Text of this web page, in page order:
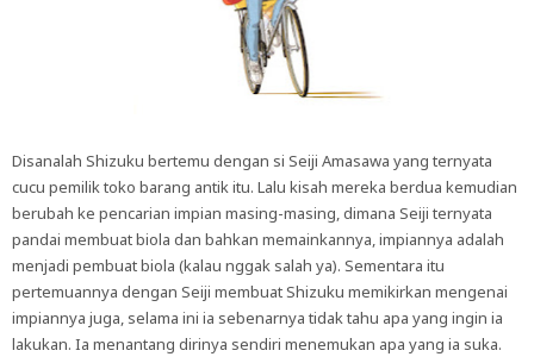
Disanalah Shizuku bertemu dengan si Seiji Amasawa yang ternyata
cucu pemilik toko barang antik itu. Lalu kisah mereka berdua kemudian
berubah ke pencarian impian masing-masing, dimana Seiji ternyata
pandai membuat biola dan bahkan memainkannya, impiannya adalah
menjadi pembuat biola (kalau nggak salah ya). Sementara itu
pertemuannya dengan Seiji membuat Shizuku memikirkan mengenai
impiannya juga, selama ini ia sebenarnya tidak tahu apa yang ingin ia
lakukan. Ia menantang dirinya sendiri menemukan apa yang ia suka.